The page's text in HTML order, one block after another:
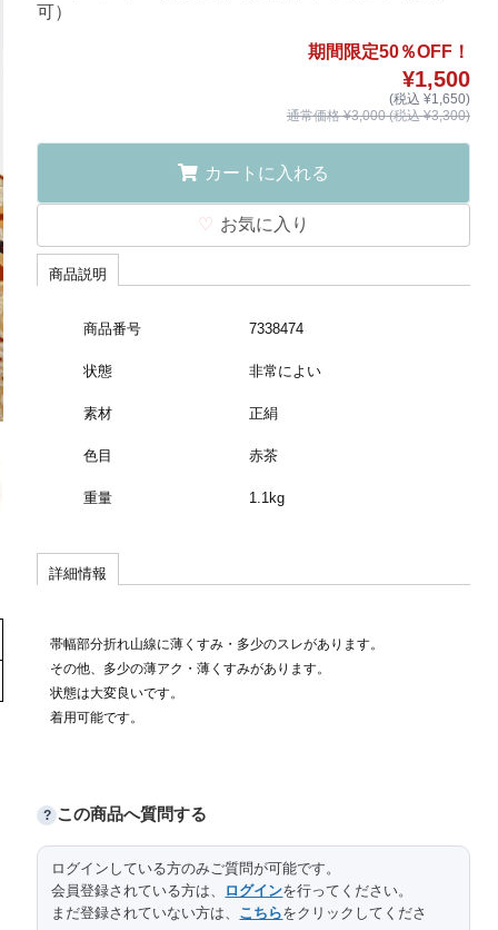
可）
期間限定50％OFF！
¥1,500
(税込 ¥1,650)
通常価格 ¥3,000 (税込 ¥3,300)
カートに入れる
お気に入り
商品説明
商品番号 7338474
状態 非常によい
素材 正絹
色目 赤茶
重量 1.1kg
詳細情報
帯幅部分折れ山線に薄くすみ・多少のスレがあります。
その他、多少の薄アク・薄くすみがあります。
状態は大変良いです。
着用可能です。
? この商品へ質問する
ログインしている方のみご質問が可能です。
会員登録されている方は、
ログインを行ってください。
まだ登録されていない方は、 こちらをクリックしてくださ